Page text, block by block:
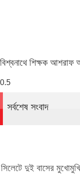
বিশ্বনাথে শিক্ষক আশরাফ
সর্বশেষ সংবাদ
সিলেটে দুই বাসের